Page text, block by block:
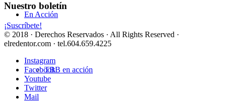
En Acción
TBB en acción
Nuestro boletín
¡Suscríbete!
© 2018 · Derechos Reservados · All Rights Reserved ·
elredentor.com · tel.604.659.4225
Instagram
Facebook
Youtube
Twitter
Mail